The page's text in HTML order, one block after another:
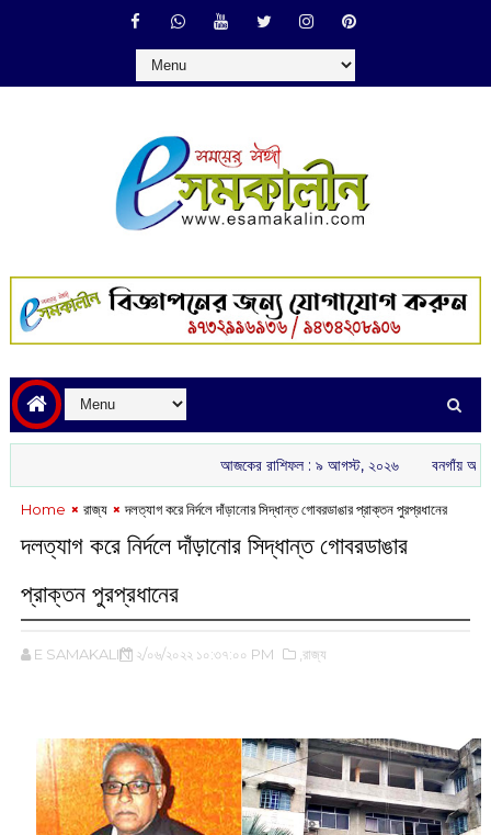
আজকের রাশিফল :‌ ‌‌৯ আগস্ট, ২০২৬ বনগাঁয় অখিল ভারতীয়
Home রাজ্য দলত্যাগ করে নির্দলে দাঁড়ানোর সিদ্ধান্ত গোবরডাঙার প্রাক্তন পুরপ্রধানের
দলত্যাগ করে নির্দলে দাঁড়ানোর সিদ্ধান্ত গোবরডাঙার
প্রাক্তন পুরপ্রধানের
E SAMAKALIN ২/০৬/২০২২ ১০:৩৭:০০ PM ,রাজ্য